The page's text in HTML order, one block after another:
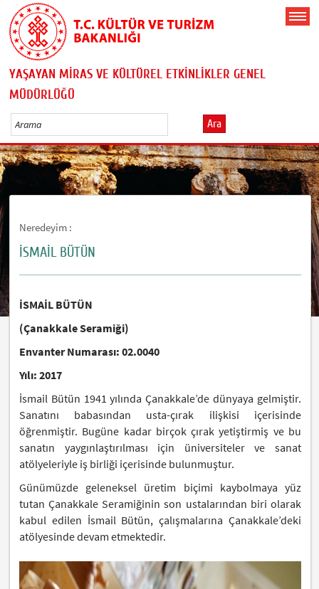
YAŞAYAN MİRAS VE KÜLTÜREL ETKİNLİKLER GENEL
MÜDÜRLÜĞÜ
Ara
Neredeyim :
İSMAİL BÜTÜN
İSMAİL BÜTÜN
(Çanakkale Seramiği)
Envanter Numarası: 02.0040
Yılı: 2017
İsmail Bütün 1941 yılında Çanakkale’de dünyaya gelmiştir.
Sanatını babasından usta-çırak ilişkisi içerisinde
öğrenmiştir. Bugüne kadar birçok çırak yetiştirmiş ve bu
sanatın yaygınlaştırılması için üniversiteler ve sanat
atölyeleriyle iş birliği içerisinde bulunmuştur.
Günümüzde geleneksel üretim biçimi kaybolmaya yüz
tutan Çanakkale Seramiğinin son ustalarından biri olarak
kabul edilen İsmail Bütün, çalışmalarına Çanakkale’deki
atölyesinde devam etmektedir.